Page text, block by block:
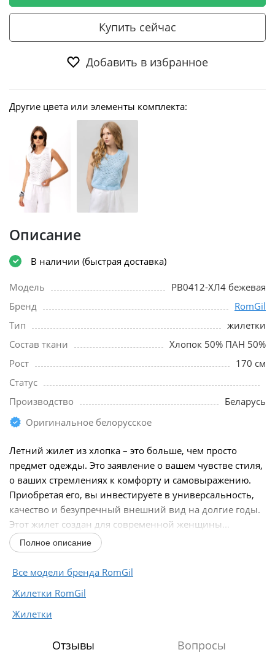
Купить сейчас
Добавить в избранное
Другие цвета или элементы комплекта:
Описание
В наличии (быстрая доставка)
Модель
РВ0412-ХЛ4 бежевая
Бренд
RomGil
Тип
жилетки
Состав ткани
Хлопок 50% ПАН 50%
Рост
170 см
Статус
Производство
Беларусь
Оригинальное белорусское
Летний жилет из хлопка – это больше, чем просто
предмет одежды. Это заявление о вашем чувстве стиля,
о ваших стремлениях к комфорту и самовыражению.
Приобретая его, вы инвестируете в универсальность,
качество и безупречный внешний вид на долгие годы.
Этот жилет создан для современной женщины...
Полное описание
Все модели бренда RomGil
Жилетки RomGil
Жилетки
Отзывы Вопросы